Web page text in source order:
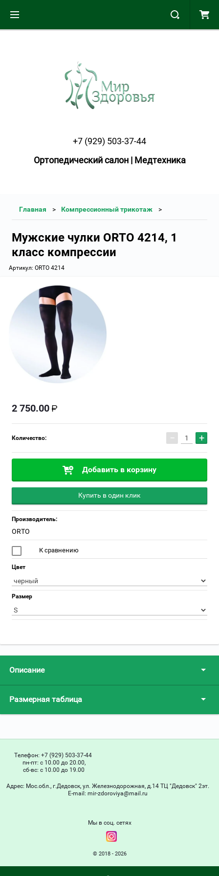
+7 (929) 503-37-44
Ортопедический салон | Медтехника
Главная Компрессионный трикотаж
Мужские чулки ORTO 4214, 1
класс компрессии
Артикул: ORTO 4214
2 750.00
Количество: − +
Добавить в корзину
Купить в один клик
Производитель:
ORTO
К сравнению
Цвет
Размер
Описание
Размерная таблица
Телефон: +7 (929) 503-37-44
пн-пт: с 10.00 до 20.00,
сб-вс: с 10.00 до 19.00
Адрес: Мос.обл., г.Дедовск, ул. Железнодорожная, д.14 ТЦ "Дедовск" 2эт.
Е-mail: mir-zdoroviya@mail.ru
Мы в соц. сетях
© 2018 - 2026